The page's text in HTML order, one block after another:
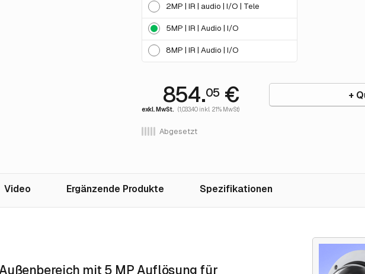
2MP | IR | audio | I/O | Tele
5MP | IR | Audio | I/O
8MP | IR | Audio | I/O
854.05€
exkl. MwSt. (1,033.40 inkl. 21% MwSt)
Abgesetzt
+
Video Ergänzende Produkte Spezifikationen
mit 5 MP Auflösung für